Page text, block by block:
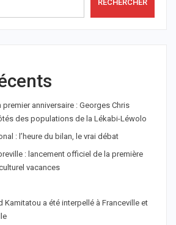
RECHERCHER
premier anniversaire : Georges Chris
des populations de la Lékabi-Léwolo
: l’heure du bilan, le vrai débat
: lancement officiel de la première
vacances
Kamitatou a été interpellé à Franceville et